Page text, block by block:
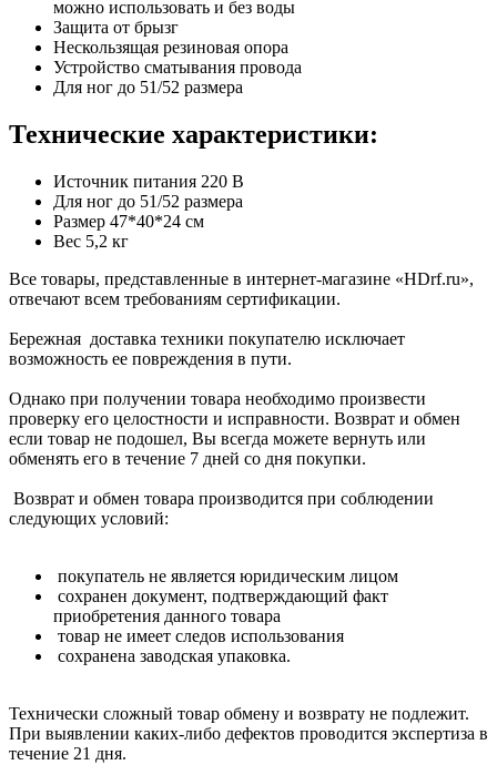
можно использовать и без воды
Защита от брызг
Нескользящая резиновая опора
Устройство сматывания провода
Для ног до 51/52 размера
Технические характеристики:
Источник питания 220 В
Для ног до 51/52 размера
Размер 47*40*24 см
Вес 5,2 кг
Все товары, представленные в интернет-магазине «HDrf.ru»,
отвечают всем требованиям сертификации.
Бережная доставка техники покупателю исключает
возможность ее повреждения в пути.
Однако при получении товара необходимо произвести
проверку его целостности и исправности. Возврат и обмен
если товар не подошел, Вы всегда можете вернуть или
обменять его в течение 7 дней со дня покупки.
Возврат и обмен товара производится при соблюдении
следующих условий:
покупатель не является юридическим лицом
сохранен документ, подтверждающий факт
приобретения данного товара
товар не имеет следов использования
сохранена заводская упаковка.
Технически сложный товар обмену и возврату не подлежит.
При выявлении каких-либо дефектов проводится экспертиза в
течение 21 дня.